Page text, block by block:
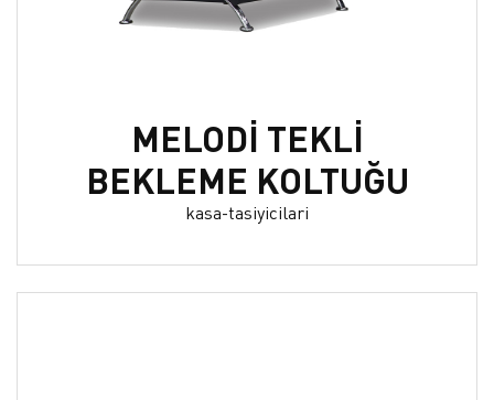
MELODİ TEKLİ
BEKLEME KOLTUĞU
kasa-tasiyicilari